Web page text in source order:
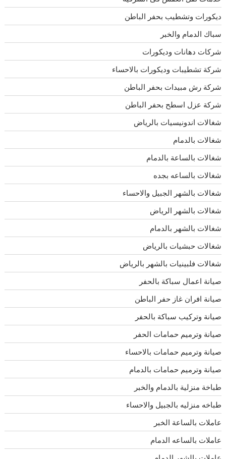
ديكورات وتشطيب بحفر الباطن
سباك الدمام والخبر
شركات دهانات وديكورات
شركة تشطيبات وديكورات بالاحساء
شركة رش مبيدات بحفر الباطن
شركة عزل اسطح بحفر الباطن
شغالات اندونيسيات بالرياض
شغالات بالدمام
شغالات بالساعة بالدمام
شغالات بالساعه بجده
شغالات بالشهر الجبيل والاحساء
شغالات بالشهر الرياض
شغالات بالشهر بالدمام
شغالات حبشيات بالرياض
شغالات فلبينيات بالشهر بالرياض
صيانة اعمال سباكة بالحفر
صيانة افران غاز حفر الباطن
صيانة وتركيب سباكة بالحفر
صيانة وترميم حمامات الحفر
صيانة وترميم حمامات بالاحساء
صيانة وترميم حمامات بالدمام
طباخة منزلية بالدمام والخبر
طباخه منزليه بالجبيل والاحساء
عاملات بالساعة الخبر
عاملات بالساعه الدمام